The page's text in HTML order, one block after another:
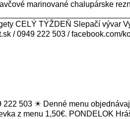
marinované chalupárske
CELÝ TÝŽDEŇ Slepačí vývar
/ 0949 222 503 / facebook.com/
503 ☀ Denné menu
z menu 1,50€. PONDELOK